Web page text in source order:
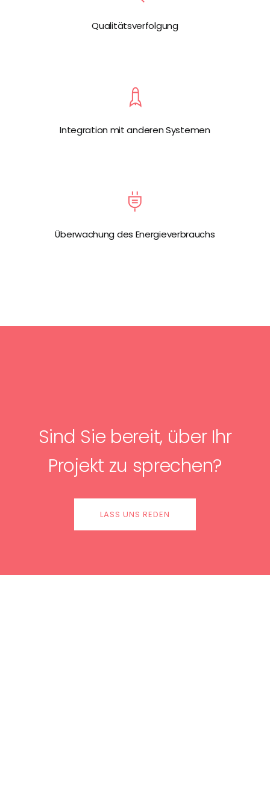
Qualitätsverfolgung
Integration mit anderen Systemen
Überwachung des Energieverbrauchs
Sind Sie bereit, über Ihr
Projekt zu sprechen?
LASS UNS REDEN